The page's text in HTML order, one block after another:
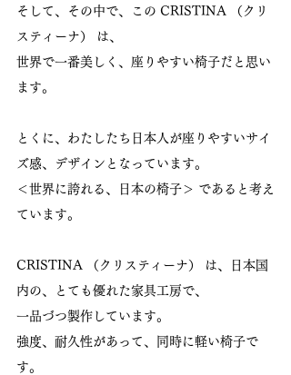
そして、その中で、この CRISTINA （クリ
スティーナ） は、
世界で一番美しく、座りやすい椅子だと思い
ます。
とくに、わたしたち日本人が座りやすいサイ
ズ感、デザインとなっています。
＜世界に誇れる、日本の椅子＞ であると考え
ています。
CRISTINA （クリスティーナ） は、日本国
内の、とても優れた家具工房で、
一品づつ製作しています。
強度、耐久性があって、同時に軽い椅子で
す。